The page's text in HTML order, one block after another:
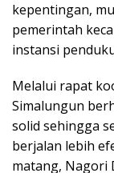
kepentingan,
pemerintah
instansi
Melalui rapat
Simalungun
solid sehingga
berjalan lebih
matang, Nagori